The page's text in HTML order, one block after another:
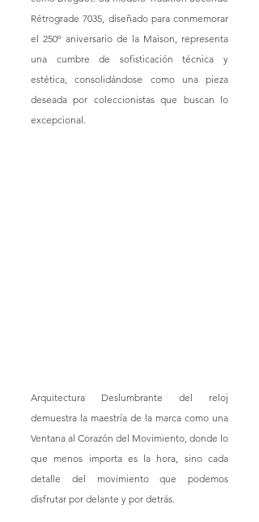
Rétrograde 7035, diseñado para conmemorar
el 250º aniversario de la Maison, representa
una cumbre de sofisticación técnica y
estética, consolidándose como una pieza
deseada por coleccionistas que buscan lo
excepcional.
Arquitectura Deslumbrante del reloj
demuestra la maestría de la marca como una
Ventana al Corazón del Movimiento, donde lo
que menos importa es la hora, sino cada
detalle del movimiento que podemos
disfrutar por delante y por detrás.